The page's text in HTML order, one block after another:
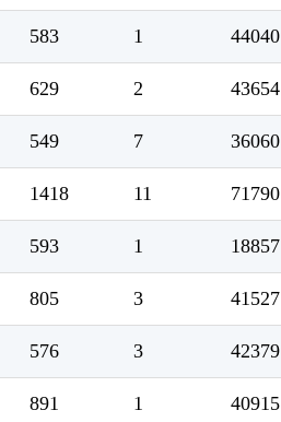
583 1 44040
629 2 43654
549 7 36060
1418 11 71790
593 1 18857
805 3 41527
576 3 42379
891 1 40915